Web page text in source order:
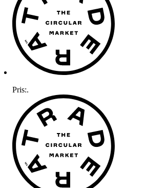
Pris:.